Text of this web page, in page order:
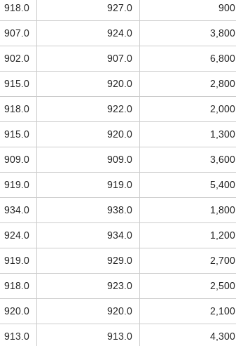
918.0 927.0 900
907.0 924.0 3,800
902.0 907.0 6,800
915.0 920.0 2,800
918.0 922.0 2,000
915.0 920.0 1,300
909.0 909.0 3,600
919.0 919.0 5,400
934.0 938.0 1,800
924.0 934.0 1,200
919.0 929.0 2,700
918.0 923.0 2,500
920.0 920.0 2,100
913.0 913.0 4,300